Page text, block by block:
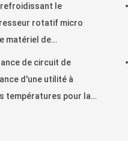
refroidissant le
rotatif micro
matériel de
de circuit de
d'une utilité à
températures pour la